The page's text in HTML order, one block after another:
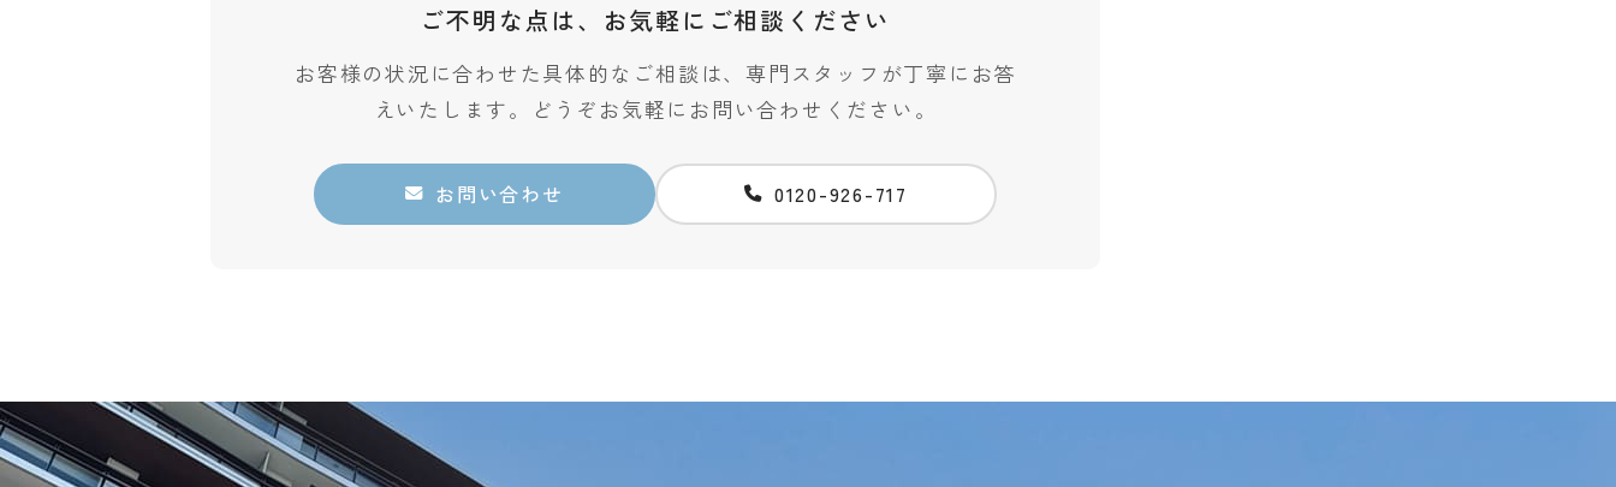
ご不明な点は、 お気軽にご相談ください
お客様の状況に合わせた具体的なご相談は、専門スタッフが丁寧にお答
えいたします。どうぞお気軽にお問い合わせください。
お問い合わせ 0120-926-717